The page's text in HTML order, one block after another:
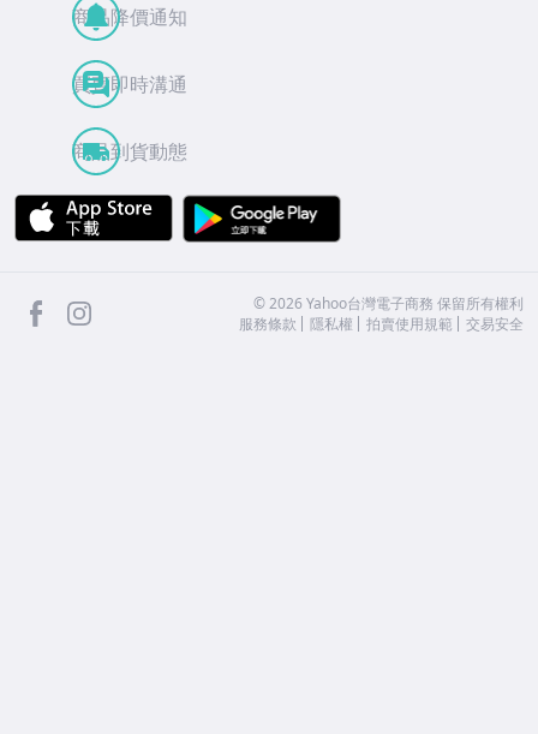
商品降價通知
買賣即時溝通
商品到貨動態
APP Store
facebook ©2026 Yahoo台灣電子商務 保留所有權利
服務條款
隱私權 拍賣使用規範 交易安全